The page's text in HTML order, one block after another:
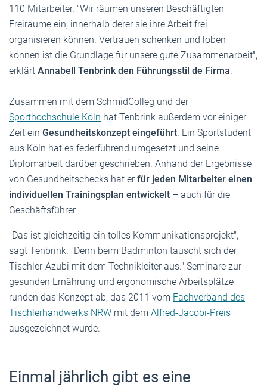
110 Mitarbeiter. "Wir räumen unseren Beschäftigten
Freiräume ein, innerhalb derer sie ihre Arbeit frei
organisieren können. Vertrauen schenken und loben
können ist die Grundlage für unsere gute Zusammenarbeit",
erklärt Annabell Tenbrink den Führungsstil de Firma.
Zusammen mit dem SchmidColleg und der
Sporthochschule Köln hat Tenbrink außerdem vor einiger
Zeit ein Gesundheitskonzept eingeführt. Ein Sportstudent
aus Köln hat es federführend umgesetzt und seine
Diplomarbeit darüber geschrieben. Anhand der Ergebnisse
von Gesundheitschecks hat erfür jeden Mitarbeiter einen
individuellen Trainingsplan entwickelt – auch für die
Geschäftsführer.
"Das ist gleichzeitig ein tolles Kommunikationsprojekt",
sagt Tenbrink. "Denn beim Badminton tauscht sich der
Tischler-Azubi mit dem Technikleiter aus." Seminare zur
gesunden Ernährung und ergonomische Arbeitsplätze
runden das Konzept ab, das 2011 vom Fachverband des
Tischlerhandwerks NRW mit dem Alfred-Jacobi-Preis
ausgezeichnet wurde.
Einmal jährlich gibt es eine